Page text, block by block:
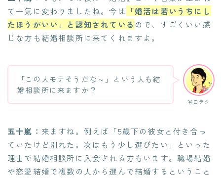
て一気に変わりましたね。今は 「婚活は若いうちにし
たほうがいい」と認知されている ので、すごくいい感
じな方も結婚相談所に来てくれますよ。
谷口テツ
「この人モテそうだな～」という人も結
婚相談所に来ますか？
五十嵐： 来ますね。例えば「5歳下の彼女と付き合っ
ていたけど別れた。次はもう少し選びたい」といった
理由で結婚相談所に入会される方もいます。職場結婚
や恋愛結婚で複数の人から選んで結婚するということ